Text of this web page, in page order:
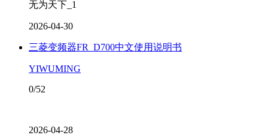
无为天下_1
2026-04-30
三菱变频器FR_D700中文使用说明书
YIWUMING
0/52
2026-04-28